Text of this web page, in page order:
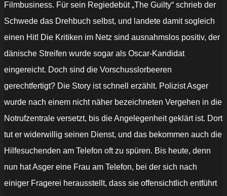
Filmbusiness. Für sein Regiedebüt „The Guilty“ schrieb der
Schwede das Drehbuch selbst, und landete damit sogleich
einen Hit! Die Kritiken im Netz sind ausnahmslos positiv, der
dänische Streifen wurde sogar als Oscar-Kandidat
eingereicht. Doch sind die Vorschusslorbeeren
gerechtfertigt? Die Story ist schnell erzählt. Polizist Asger
wurde nach einem nicht näher bezeichneten Vergehen in die
Notrufzentrale versetzt, bis die Angelegenheit geklärt ist. Dort
tut er widerwillig seinen Dienst, und das bekommen auch die
Hilfesuchenden am Telefon oft zu spüren. Bis heute, denn
nun hat Asger eine Frau am Telefon, bei der sich nach
einiger Fragerei herausstellt, dass sie offensichtlich entführt